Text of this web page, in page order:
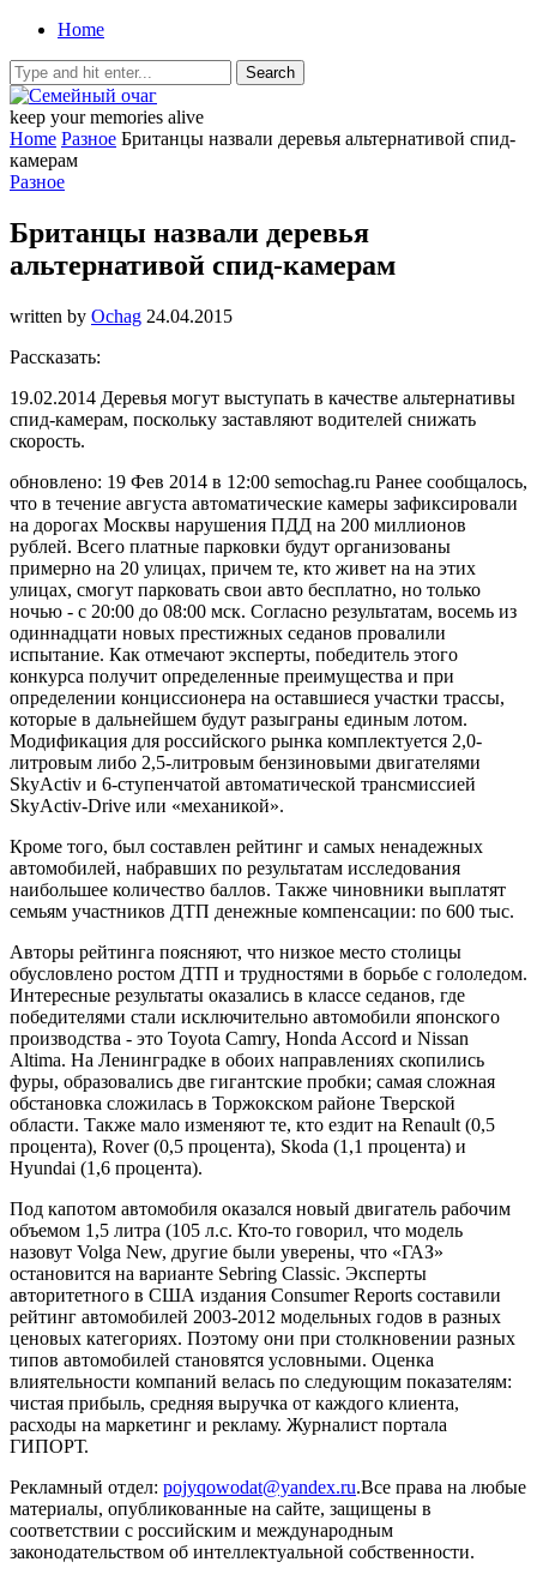
Home
keep your memories alive
Home Разное Британцы назвали деревья альтернативой спид-
камерам
Разное
Британцы назвали деревья
альтернативой спид-камерам
written by Ochag 24.04.2015
Рассказать:
19.02.2014 Деревья могут выступать в качестве альтернативы
спид-камерам, поскольку заставляют водителей снижать
скорость.
обновлено: 19 Фев 2014 в 12:00 semochag.ru Ранее сообщалось,
что в течение августа автоматические камеры зафиксировали
на дорогах Москвы нарушения ПДД на 200 миллионов
рублей. Всего платные парковки будут организованы
примерно на 20 улицах, причем те, кто живет на на этих
улицах, смогут парковать свои авто бесплатно, но только
ночью - с 20:00 до 08:00 мск. Согласно результатам, восемь из
одиннадцати новых престижных седанов провалили
испытание. Как отмечают эксперты, победитель этого
конкурса получит определенные преимущества и при
определении конциссионера на оставшиеся участки трассы,
которые в дальнейшем будут разыграны единым лотом.
Модификация для российского рынка комплектуется 2,0-
литровым либо 2,5-литровым бензиновыми двигателями
SkyActiv и 6-ступенчатой автоматической трансмиссией
SkyActiv-Drive или «механикой».
Кроме того, был составлен рейтинг и самых ненадежных
автомобилей, набравших по результатам исследования
наибольшее количество баллов. Также чиновники выплатят
семьям участников ДТП денежные компенсации: по 600 тыс.
Авторы рейтинга поясняют, что низкое место столицы
обусловлено ростом ДТП и трудностями в борьбе с гололедом.
Интересные результаты оказались в классе седанов, где
победителями стали исключительно автомобили японского
производства - это Toyota Camry, Honda Accord и Nissan
Altima. На Ленинградке в обоих направлениях скопились
фуры, образовались две гигантские пробки; самая сложная
обстановка сложилась в Торжокском районе Тверской
области. Также мало изменяют те, кто ездит на Renault (0,5
процента), Rover (0,5 процента), Skoda (1,1 процента) и
Hyundai (1,6 процента).
Под капотом автомобиля оказался новый двигатель рабочим
объемом 1,5 литра (105 л.с. Кто-то говорил, что модель
назовут Volga New, другие были уверены, что «ГАЗ»
остановится на варианте Sebring Classic. Эксперты
авторитетного в США издания Consumer Reports составили
рейтинг автомобилей 2003-2012 модельных годов в разных
ценовых категориях. Поэтому они при столкновении разных
типов автомобилей становятся условными. Оценка
влиятельности компаний велась по следующим показателям:
чистая прибыль, средняя выручка от каждого клиента,
расходы на маркетинг и рекламу. Журналист портала
ГИПОРТ.
Рекламный отдел: pojyqowodat@yandex.ru.Все права на любые
материалы, опубликованные на сайте, защищены в
соответствии с российским и международным
законодательством об интеллектуальной собственности.